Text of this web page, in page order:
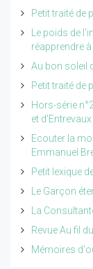
Petit traité de
Le poids de
réapprendre
Au bon soleil
Petit traité de
Hors-série
et
Ecouter la
Emmanuel
Petit lexique
Le Garçon
La
Revue Au fil
Mémoires